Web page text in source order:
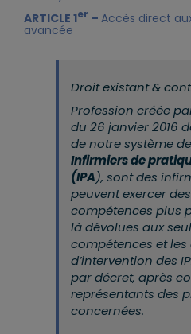
ARTICLE 1er – Accès direct
avancée
Droit existant &
Profession créée
du 26 janvier 2016
de notre système
Infirmiers de
(IPA), sont des
peuvent exercer
compétences plus
là dévolues aux
compétences et
d’intervention des
par décret, après
représentants des
concernées.